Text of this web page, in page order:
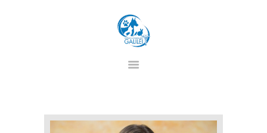
CLINICA VETERINARIA GALILEI
CHI SIAMO